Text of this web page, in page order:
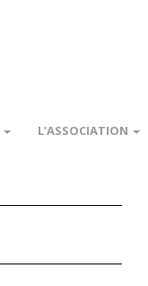
L’ASSOCIATION